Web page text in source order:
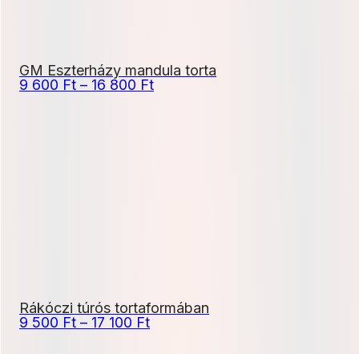
GM Eszterházy mandula torta
9 600 Ft – 16 800 FtÁrtartomány:
Rákóczi túrós tortaformában
9 500 Ft – 17 100 FtÁrtartomány: